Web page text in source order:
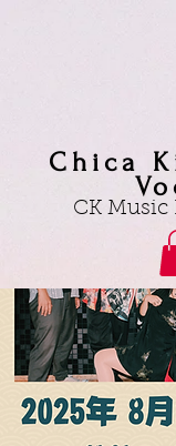
Chica
CK Music